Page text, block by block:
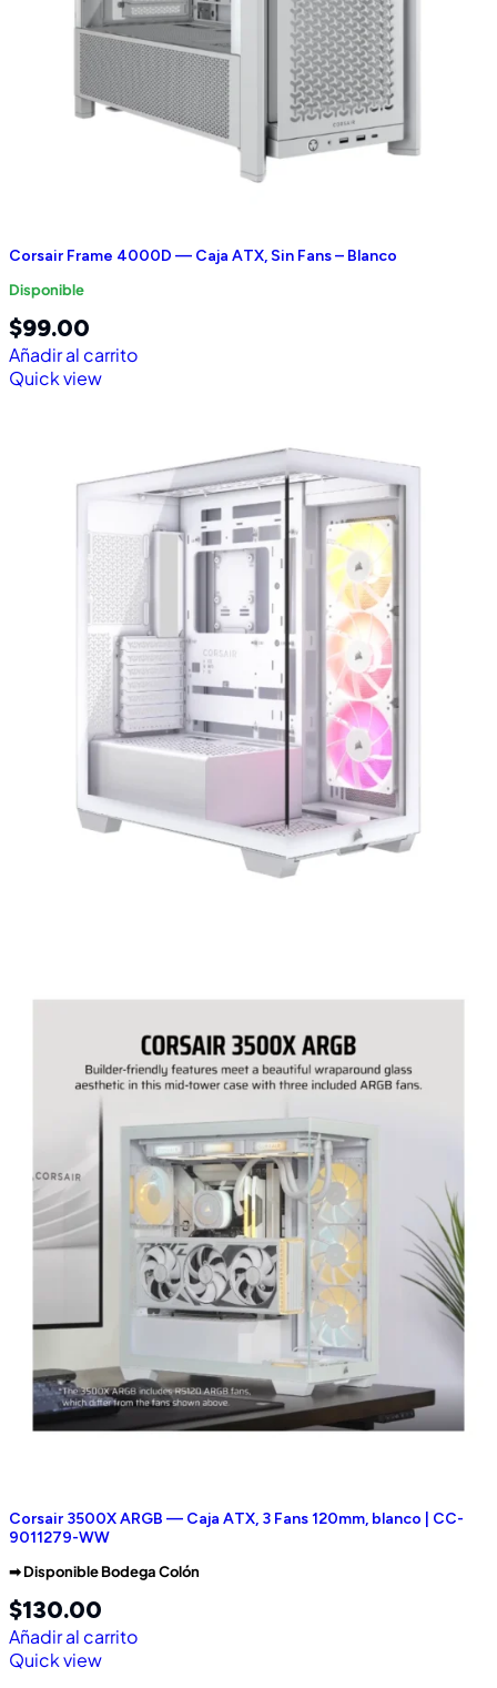
Corsair Frame 4000D — Caja ATX, Sin Fans – Blanco
Disponible
$99.00
Añadir al carrito
Quick view
Corsair 3500X ARGB — Caja ATX, 3 Fans 120mm, blanco | CC-
9011279-WW
➡︎ Disponible Bodega Colón
$130.00
Añadir al carrito
Quick view